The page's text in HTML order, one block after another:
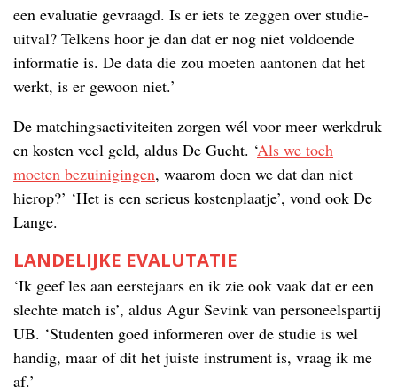
een evaluatie gevraagd. Is er iets te zeggen over studie-
uitval? Telkens hoor je dan dat er nog niet voldoende
informatie is. De data die zou moeten aantonen dat het
werkt, is er gewoon niet.’
De matchingsactiviteiten zorgen wél voor meer werkdruk
en kosten veel geld, aldus De Gucht. ‘Als we toch
moeten bezuinigingen, waarom doen we dat dan niet
hierop?’ ‘Het is een serieus kostenplaatje’, vond ook De
Lange.
LANDELIJKE EVALUTATIE
‘Ik geef les aan eerstejaars en ik zie ook vaak dat er een
slechte match is’, aldus Agur Sevink van personeelspartij
UB. ‘Studenten goed informeren over de studie is wel
handig, maar of dit het juiste instrument is, vraag ik me
af.’